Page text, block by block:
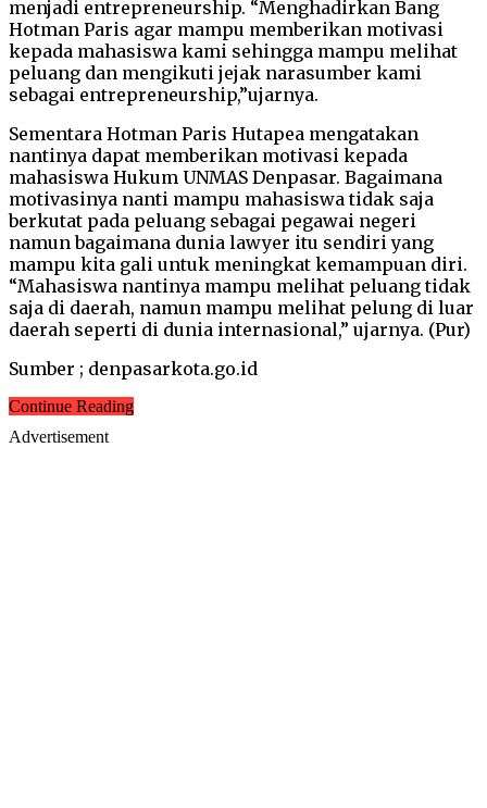
menjadi entrepreneurship. “Menghadirkan Bang
Hotman Paris agar mampu memberikan motivasi
kepada mahasiswa kami sehingga mampu melihat
peluang dan mengikuti jejak narasumber kami
sebagai entrepreneurship,”ujarnya.
Sementara Hotman Paris Hutapea mengatakan
nantinya dapat memberikan motivasi kepada
mahasiswa Hukum UNMAS Denpasar. Bagaimana
motivasinya nanti mampu mahasiswa tidak saja
berkutat pada peluang sebagai pegawai negeri
namun bagaimana dunia lawyer itu sendiri yang
mampu kita gali untuk meningkat kemampuan diri.
“Mahasiswa nantinya mampu melihat peluang tidak
saja di daerah, namun mampu melihat pelung di luar
daerah seperti di dunia internasional,” ujarnya. (Pur)
Sumber ; denpasarkota.go.id
Continue Reading
Advertisement